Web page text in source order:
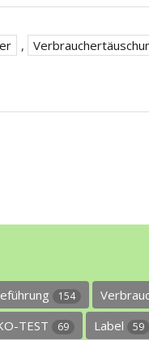
,
154
TEST 69 Label 59